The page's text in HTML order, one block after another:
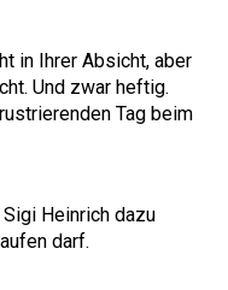
in Ihrer Absicht, aber
Und zwar heftig.
Tag beim
Heinrich dazu
darf.